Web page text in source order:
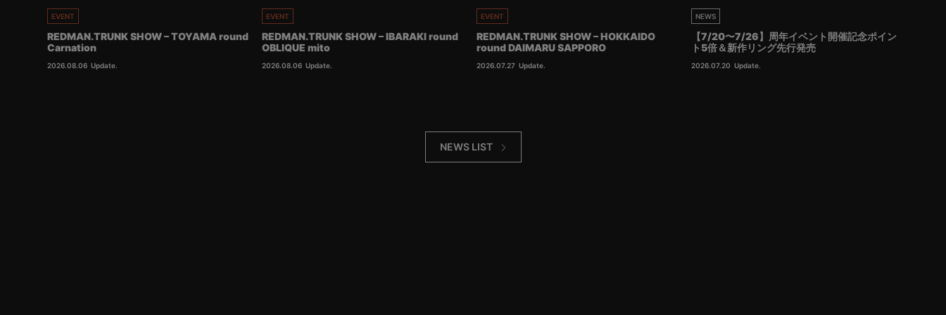
EVENT
REDMAN.TRUNK SHOW – TOYAMA round
Carnation
2026.08.06 Update.
EVENT
REDMAN.TRUNK SHOW – IBARAKI round
OBLIQUE mito
2026.08.06 Update.
EVENT
REDMAN.TRUNK SHOW – HOKKAIDO
round DAIMARU SAPPORO
2026.07.27 Update.
NEWS
【7/20〜7/26】周年イベント開催記念ポイン
ト5倍＆新作リング先行発売
2026.07.20 Update.
NEWS LIST